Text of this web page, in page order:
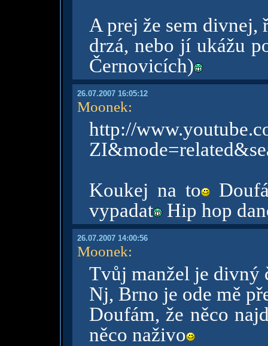
A prej že sem divnej,
drzá, nebo jí ukážu
Černovicích)
26.07.2007 16:05:12
Moonek:
http://
Koukej na to
vypadat Hip hop
26.07.2007 14:00:56
Moonek:
Tvůj manžel je divný
Nj, Brno je ode mě
Doufám, že něco
něco naživo